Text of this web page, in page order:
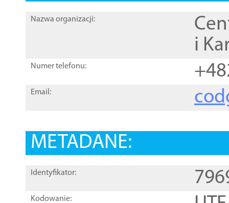
Nazwa organizacji:
i
Numer telefonu:
Email:
METADANE:
Identyfikator:
Kodowanie: